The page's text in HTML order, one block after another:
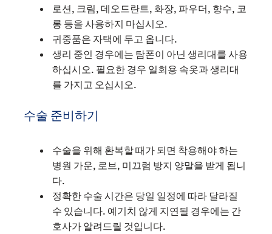
로션, 크림, 데오드란트, 화장, 파우더, 향수, 코
롱 등을 사용하지 마십시오.
귀중품은 자택에 두고 옵니다.
생리 중인 경우에는 탐폰이 아닌 생리대를 사용
하십시오. 필요한 경우 일회용 속옷과 생리대
를 가지고 오십시오.
수술 준비하기
수술을 위해 환복할 때가 되면 착용해야 하는
병원 가운, 로브, 미끄럼 방지 양말을 받게 됩니
다.
정확한 수술 시간은 당일 일정에 따라 달라질
수 있습니다. 예기치 않게 지연될 경우에는 간
호사가 알려드릴 것입니다.